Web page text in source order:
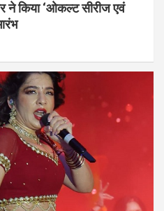
ने किया ‘ओकल्ट सीरीज एवं